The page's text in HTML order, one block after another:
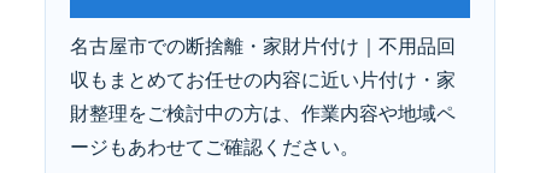
名古屋市での断捨離・家財片付け｜不用品回
収もまとめてお任せの内容に近い片付け・家
財整理をご検討中の方は、作業内容や地域ペ
ージもあわせてご確認ください。